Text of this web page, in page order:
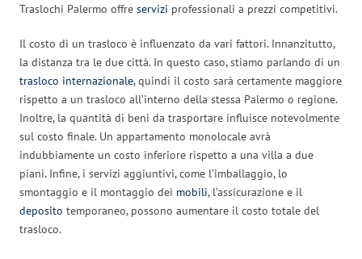
Traslochi Palermo offre servizi professionali a prezzi competitivi.
Il costo di un trasloco è influenzato da vari fattori. Innanzitutto,
la distanza tra le due città. In questo caso, stiamo parlando di un
trasloco internazionale, quindi il costo sarà certamente maggiore
rispetto a un trasloco all’interno della stessa Palermo o regione.
Inoltre, la quantità di beni da trasportare influisce notevolmente
sul costo finale. Un appartamento monolocale avrà
indubbiamente un costo inferiore rispetto a una villa a due
piani. Infine, i servizi aggiuntivi, come l’imballaggio, lo
smontaggio e il montaggio dei mobili, l’assicurazione e il
deposito temporaneo, possono aumentare il costo totale del
trasloco.